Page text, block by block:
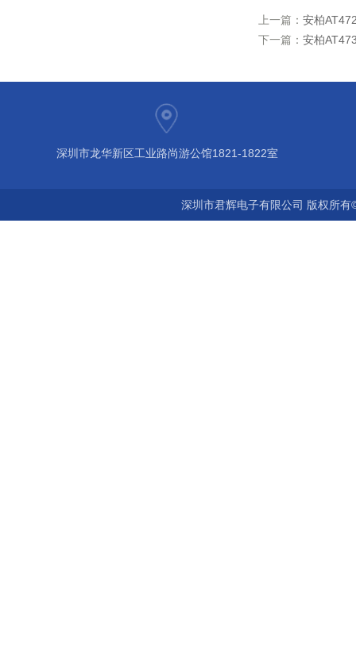
上一篇： 安柏
下一篇： 安柏
深圳市龙华新区工业路尚游公馆1821-1822室
深圳市君辉电子有限公司 版权所